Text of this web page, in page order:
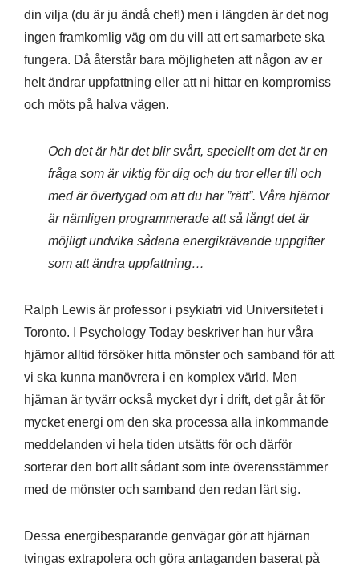
din vilja (du är ju ändå chef!) men i längden är det nog
ingen framkomlig väg om du vill att ert samarbete ska
fungera. Då återstår bara möjligheten att någon av er
helt ändrar uppfattning eller att ni hittar en kompromiss
och möts på halva vägen.
Och det är här det blir svårt, speciellt om det är en
fråga som är viktig för dig och du tror eller till och
med är övertygad om att du har ”rätt”. Våra hjärnor
är nämligen programmerade att så långt det är
möjligt undvika sådana energikrävande uppgifter
som att ändra uppfattning…
Ralph Lewis är professor i psykiatri vid Universitetet i
Toronto. I Psychology Today beskriver han hur våra
hjärnor alltid försöker hitta mönster och samband för att
vi ska kunna manövrera i en komplex värld. Men
hjärnan är tyvärr också mycket dyr i drift, det går åt för
mycket energi om den ska processa alla inkommande
meddelanden vi hela tiden utsätts för och därför
sorterar den bort allt sådant som inte överensstämmer
med de mönster och samband den redan lärt sig.
Dessa energibesparande genvägar gör att hjärnan
tvingas extrapolera och göra antaganden baserat på